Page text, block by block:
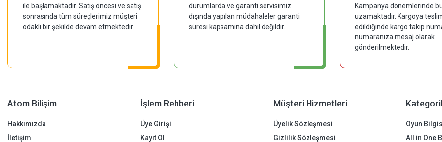
ile başlamaktadır. Satış öncesi ve satış
sonrasında tüm süreçlerimiz müşteri
odaklı bir şekilde devam etmektedir.
durumlarda ve garanti servisimiz
dışında yapılan müdahaleler garanti
süresi kapsamına dahil değildir.
Kampanya dönemlerinde
uzamaktadır. Kargoya
edildiğinde kargo takip
numaranıza mesaj olarak
gönderilmektedir.
Atom Bilişim
Hakkımızda
İletişim
İşlem Rehberi
Üye Girişi
Kayıt Ol
Müşteri Hizmetleri
Üyelik Sözleşmesi
Gizlilik Sözleşmesi
Oyun
All in One